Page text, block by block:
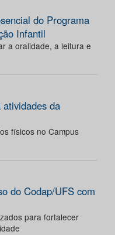
do Programa
Infantil
a oralidade, a leitura e
da
físicos no Campus
do Codap/UFS com
para fortalecer